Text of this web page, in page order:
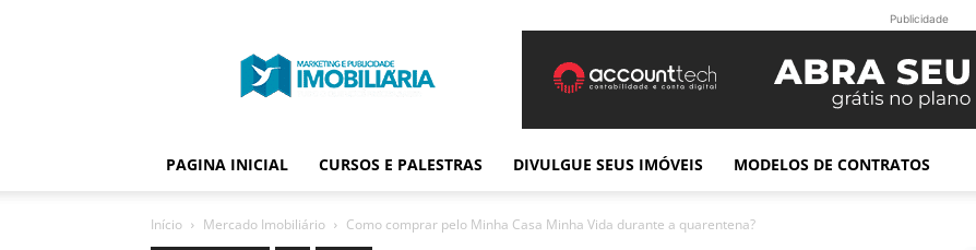
Publicidade
Imobiliária
Publicidade
PAGINA INICIAL CURSOS E PALESTRAS DIVULGUE SEUS IMÓVEIS MODELOS DE CONTRATOS
Início Mercado Imobiliário Como comprar pelo Minha Casa Minha Vida durante a quarentena?